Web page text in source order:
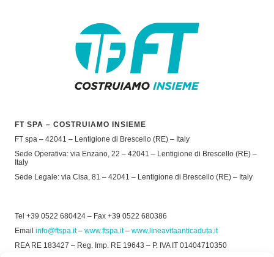
FT SPA – COSTRUIAMO INSIEME
FT spa – 42041 – Lentigione di Brescello (RE) – Italy
Sede Operativa: via Enzano, 22 – 42041 – Lentigione di Brescello (RE) –
Italy
Sede Legale: via Cisa, 81 – 42041 – Lentigione di Brescello (RE) – Italy
Tel +39 0522 680424 – Fax +39 0522 680386
Email info@ftspa.it– www.ftspa.it– www.lineavitaanticaduta.it
REA RE 183427 – Reg. Imp. RE 19643 – P. IVA IT 01404710350